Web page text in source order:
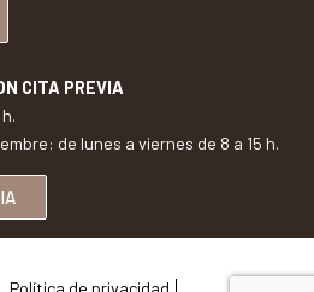
CITA PREVIA
de lunes a viernes de 8 a 15 h.
Política de privacidad